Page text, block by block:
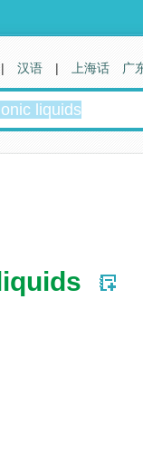
| 汉语 | 上海话 广